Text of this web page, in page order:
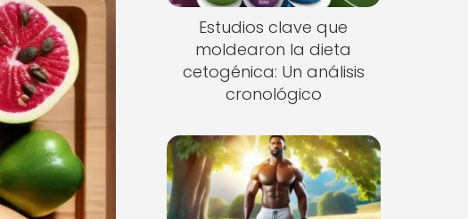
Estudios clave que
moldearon la dieta
cetogénica: Un análisis
cronológico